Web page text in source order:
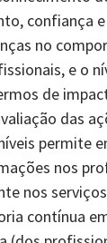
confiança
no
e o
de
das
permite
nos
nos
contínua